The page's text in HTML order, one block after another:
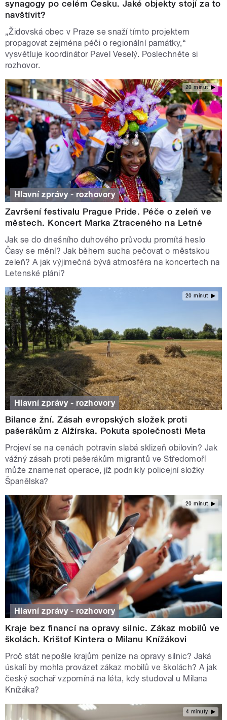
synagogy po celém Česku. Jaké objekty stojí za to
navštívit?
„Židovská obec v Praze se snaží tímto projektem
propagovat zejména péči o regionální památky,“
vysvětluje koordinátor Pavel Veselý. Poslechněte si
rozhovor.
20 minut
Hlavní zprávy - rozhovory
Završení festivalu Prague Pride. Péče o zeleň ve
městech. Koncert Marka Ztraceného na Letné
Jak se do dnešního duhového průvodu promítá heslo
Časy se mění? Jak během sucha pečovat o městskou
zeleň? A jak výjimečná bývá atmosféra na koncertech na
Letenské pláni?
20 minut
Hlavní zprávy - rozhovory
Bilance žní. Zásah evropských složek proti
pašerákům z Alžírska. Pokuta společnosti Meta
Projeví se na cenách potravin slabá sklizeň obilovin? Jak
vážný zásah proti pašerákům migrantů ve Středomoří
může znamenat operace, jíž podnikly policejní složky
Španělska?
20 minut
Hlavní zprávy - rozhovory
Kraje bez financí na opravy silnic. Zákaz mobilů ve
školách. Krištof Kintera o Milanu Knížákovi
Proč stát nepošle krajům peníze na opravy silnic? Jaká
úskalí by mohla provázet zákaz mobilů ve školách? A jak
český sochař vzpomíná na léta, kdy studoval u Milana
Knížáka?
4 minuty